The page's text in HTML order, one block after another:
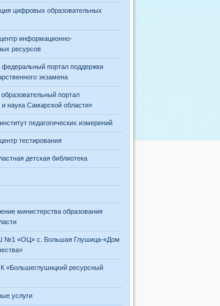
цифровых образовательных
информационно-
ресурсов
портал поддержки
экзамена
портал
наука Самарской области»
педагогических измерений
тестирования
детская библиотека
министерства образования
«ОЦ» с. Большая Глушица-«Дом
ресурсный
услуги